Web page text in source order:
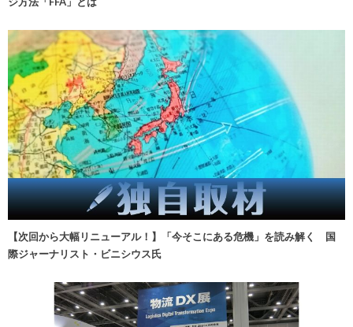
【次回から大幅リニューアル！】「今そこにある危機」を読み解く 国
際ジャーナリスト・ビニシウス氏